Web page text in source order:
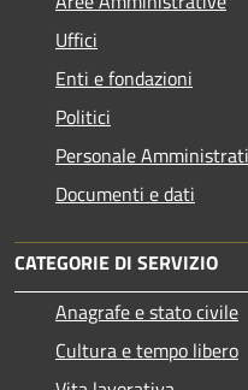
Uffici
Enti e fondazioni
Politici
Personale
Documenti e dati
CATEGORIE DI SERVIZIO
Anagrafe e stato civile
Cultura e tempo libero